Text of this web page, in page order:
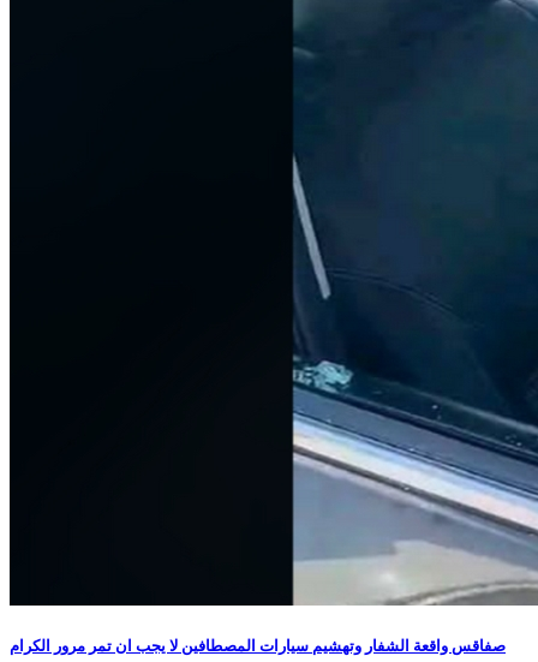
صفاقس واقعة الشفار وتهشيم سيارات المصطافين لا يجب ان تمر مرور الكرام